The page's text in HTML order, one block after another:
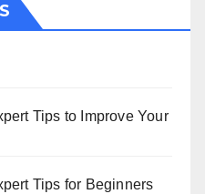
Tips to Improve Your
Tips for Beginners